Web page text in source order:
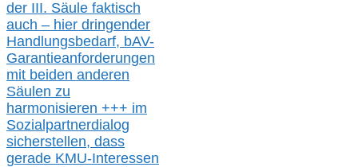
der III. Säule faktisch
auch – hier dringender
Handlungsbedarf, bAV-
Garantieanforderungen
mit beiden anderen
Säulen zu
harmonisieren +++ im
Sozialpartnerdialog
sicherstellen, dass
gerade KMU-Interessen